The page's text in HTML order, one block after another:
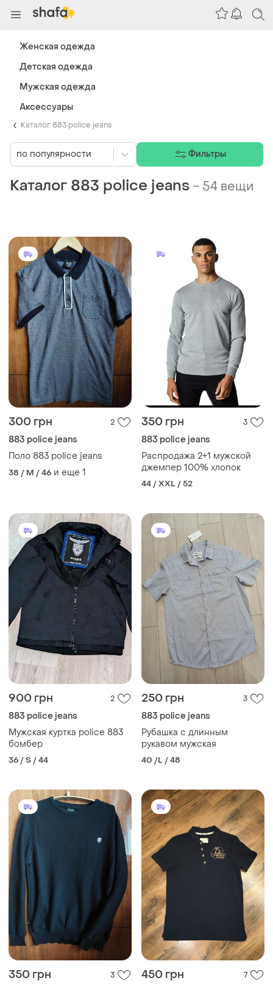
Каталог 883 police jeans
Каталог 883 police jeans - 54 вещи
300 грн 2
883 police jeans
Поло 883 police jeans
38 / M / 46 и еще 1
350 грн 3
883 police jeans
Распродажа 2+1 мужской
джемпер 100% хлопок
44 / XXL / 52
900 грн 2
883 police jeans
Мужская куртка police 883
бомбер
36 / S / 44
250 грн 3
883 police jeans
Рубашка с длинным
рукавом мужская
40 /L / 48
350 грн 3 450 грн 7
по популярности Фильтры
Женская одежда
Детская одежда
Мужская одежда
Аксессуары